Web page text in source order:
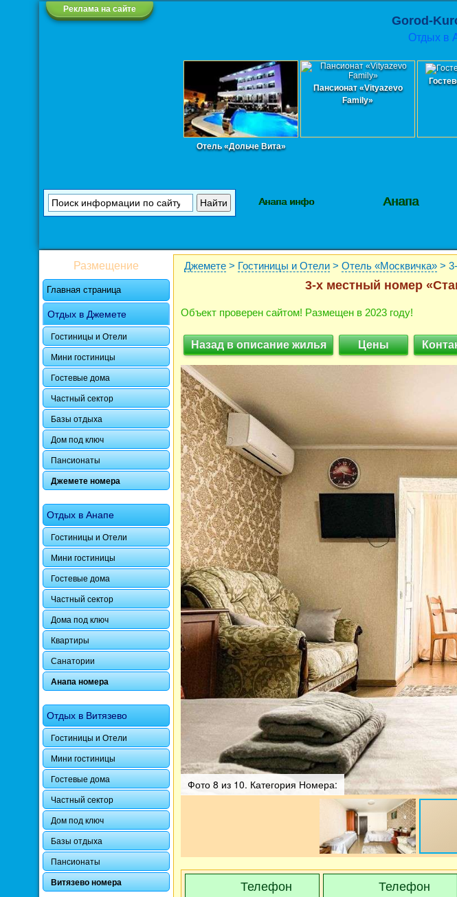
Реклама на сайте
Gorod-
Отдых в
Отель «Дольче Вита»
Пансионат «Vityazevo
Family»
Анапа инфо Анапа
Размещение
Главная страница
Отдых в Джемете
Гостиницы и Отели
Мини гостиницы
Гостевые дома
Частный сектор
Базы отдыха
Дом под ключ
Пансионаты
Джемете номера
Отдых в Анапе
Гостиницы и Отели
Мини гостиницы
Гостевые дома
Частный сектор
Дома под ключ
Квартиры
Санатории
Анапа номера
Отдых в Витязево
Гостиницы и Отели
Мини гостиницы
Гостевые дома
Частный сектор
Дом под ключ
Базы отдыха
Пансионаты
Витязево номера
Джемете > Гостиницы и Отели > Отель «Москвичка» >
3-х местный номер
Объект проверен сайтом! Размещен в 2023 году!
Назад в описание жилья Цены
Фото 8 из 10. Категория Номера:
Телефон
Телефон